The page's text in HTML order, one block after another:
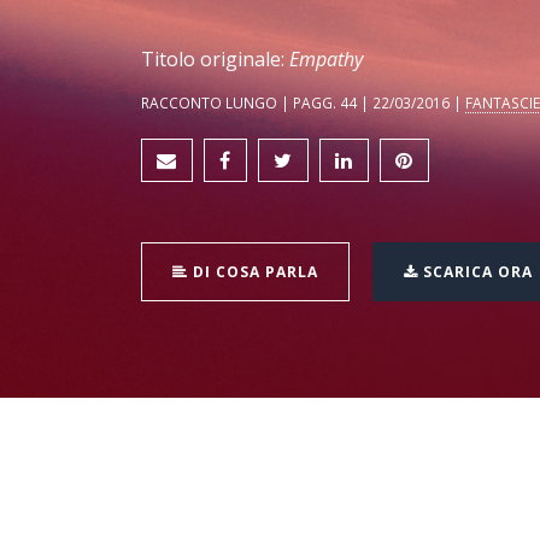
Titolo originale: Empathy
RACCONTO LUNGO | PAGG. 44 | 22/03/2016 |
DI COSA PARLA SCARICA ORA